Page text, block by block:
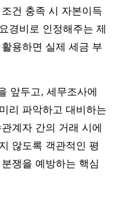
건 충족 시 자본이득
경비로 인정해주는 제
용하면 실제 세금 부
앞두고, 세무조사에
리 파악하고 대비하는
계자 간의 거래 시에
않도록 객관적인 평
쟁을 예방하는 핵심